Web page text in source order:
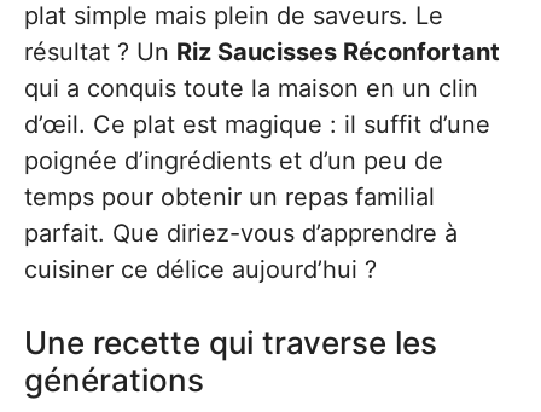
plat simple mais plein de saveurs. Le
résultat ? Un Riz Saucisses Réconfortant
qui a conquis toute la maison en un clin
d’œil. Ce plat est magique : il suffit d’une
poignée d’ingrédients et d’un peu de
temps pour obtenir un repas familial
parfait. Que diriez-vous d’apprendre à
cuisiner ce délice aujourd’hui ?
Une recette qui traverse les
générations